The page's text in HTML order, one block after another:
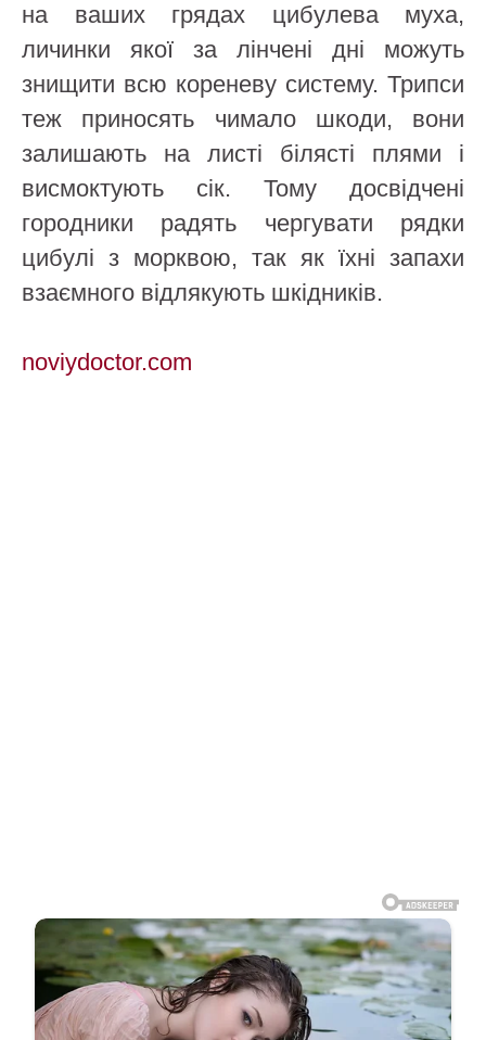
на ваших грядах цибулева муха,
личинки якої за лінчені дні можуть
знищити всю кореневу систему. Трипси
теж приносять чимало шкоди, вони
залишають на листі білясті плями і
висмоктують сік. Тому досвідчені
городники радять чергувати рядки
цибулі з морквою, так як їхні запахи
взаємного відлякують шкідників.
noviydoctor.com